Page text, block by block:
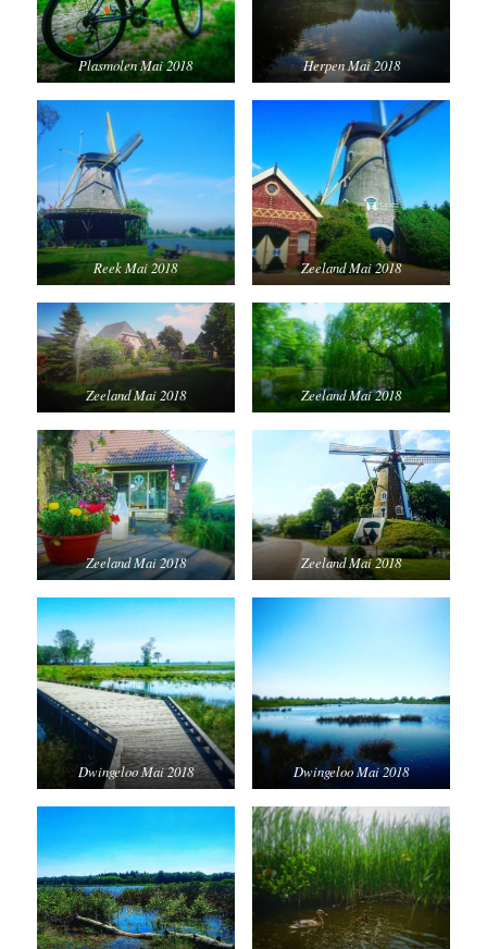
Plasmolen Mai 2018 Herpen Mai 2018
Reek Mai 2018 Zeeland Mai 2018
Zeeland Mai 2018 Zeeland Mai 2018
Zeeland Mai 2018 Zeeland Mai 2018
Dwingeloo Mai 2018 Dwingeloo Mai 2018